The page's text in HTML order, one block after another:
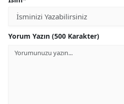
Yorum Yazın (500 Karakter)